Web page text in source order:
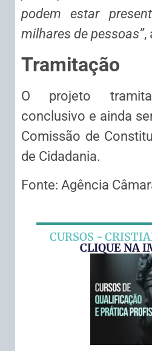
podem estar
milhares de pessoas”,
Tramitação
O projeto
conclusivo e ainda
Comissão de
de Cidadania.
Fonte: Agência
CURSOS -
CLIQUE NA